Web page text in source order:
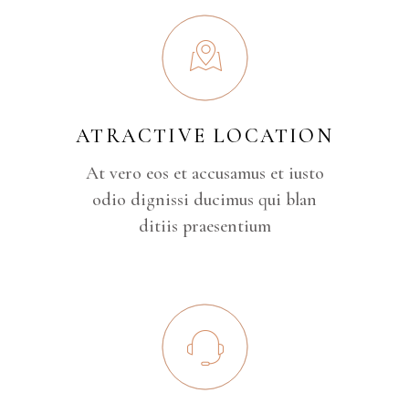
ATRACTIVE LOCATION
At vero eos et accusamus et iusto
odio dignissi ducimus qui blan
ditiis praesentium